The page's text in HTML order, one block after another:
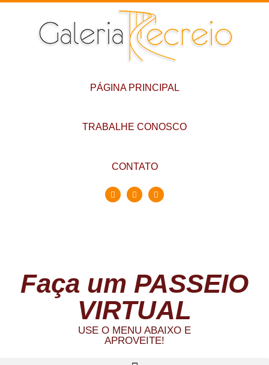
PÁGINA PRINCIPAL
TRABALHE CONOSCO
CONTATO
Faça um PASSEIO
VIRTUAL
USE O MENU ABAIXO E
APROVEITE!